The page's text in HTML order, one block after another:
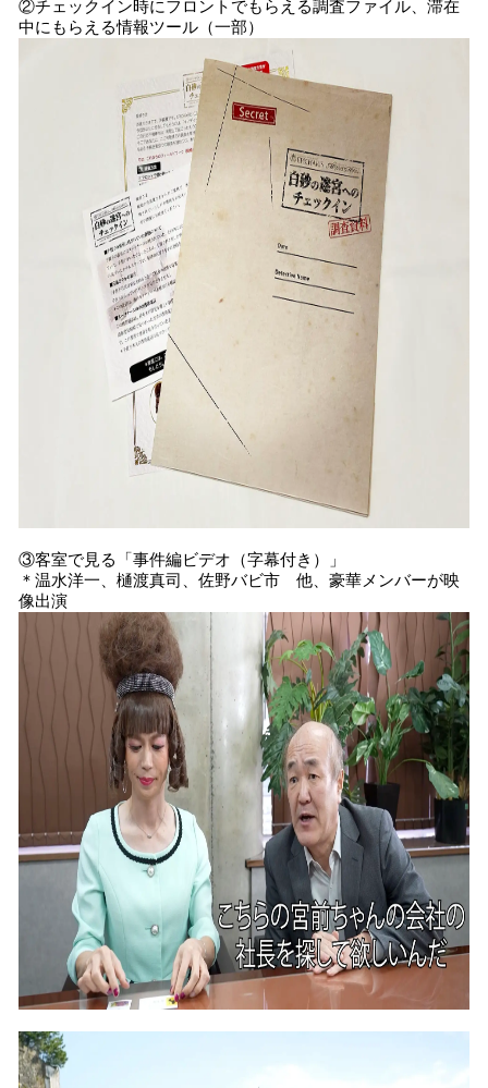
②チェックイン時にフロントでもらえる調査ファイル、滞在
中にもらえる情報ツール（一部）
③客室で見る「事件編ビデオ（字幕付き）」
＊温水洋一、樋渡真司、佐野バビ市 他、豪華メンバーが映
像出演